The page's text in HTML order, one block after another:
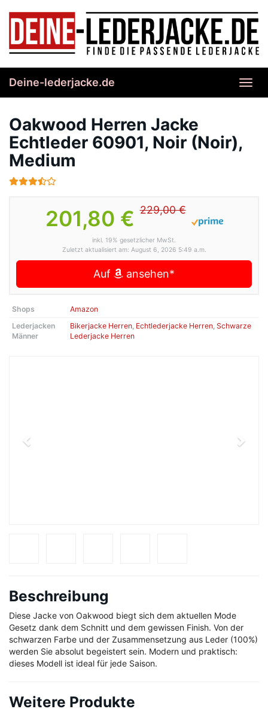
content
Deine-lederjacke.de
Oakwood Herren Jacke
Echtleder 60901, Noir (Noir),
Medium
201,80 €229,00 €
inkl. 19% gesetzlicher MwSt.
Zuletzt aktualisiert am: August 6, 2026 5:49 a.m.
Auf ansehen*
Shops
Amazon
Lederjacken
Männer
Bikerjacke Herren, Echtlederjacke Herren, Schwarze
Lederjacke Herren
Beschreibung
Diese Jacke von Oakwood biegt sich dem aktuellen Mode
Gesetz dank dem Schnitt und dem gewissen Finish. Von der
schwarzen Farbe und der Zusammensetzung aus Leder (100%)
werden Sie absolut begeistert sein. Modern und praktisch:
dieses Modell ist ideal für jede Saison.
Weitere Produkte